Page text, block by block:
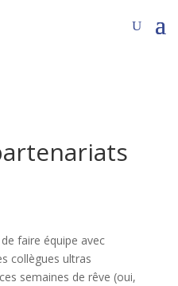
de faire équipe avec
collègues ultras
semaines de rêve (oui,